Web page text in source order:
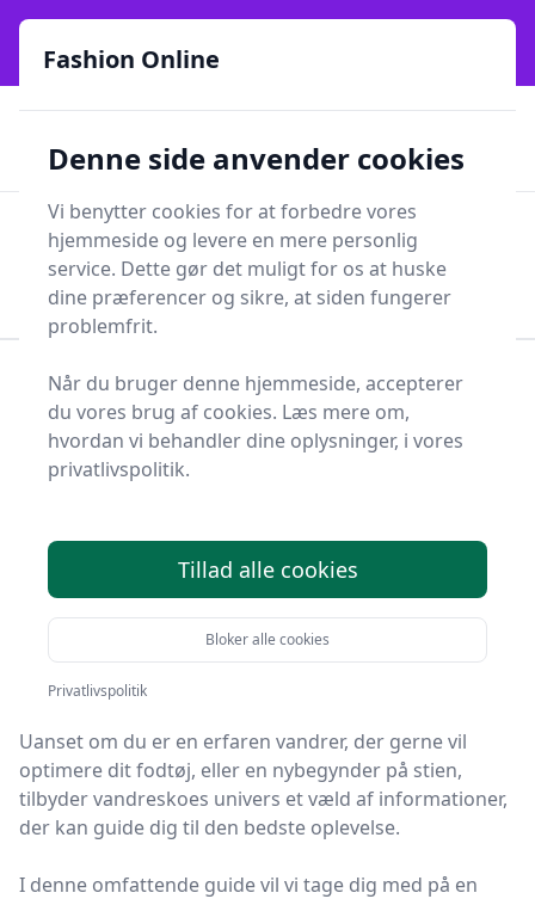
Fashion Online - Din genvej til stil, trends og smarte fund
online siden 2017
Lynhurtig levering ⭐⭐⭐⭐⭐✨981 forskellige produkttyper
Fashion Online
Søg
Forside Tøj og Accessories Sko Vandresko
Vandresko - 320 på
lager
Kan du mærke eventyret kalde?
En verden af udendørs muligheder venter på dig, og
de bedste rejsefæller til dine fødder er uden tvivl et
par solidevandresko
Uanset om du er en erfaren vandrer, der gerne vil
optimere dit fodtøj, eller en nybegynder på stien,
tilbyder vandreskoes univers et væld af informationer,
der kan guide dig til den bedste oplevelse.
I denne omfattende guide vil vi tage dig med på en
Fashion Online
Denne side anvender cookies
Vi benytter cookies for at forbedre vores
hjemmeside og levere en mere personlig
service. Dette gør det muligt for os at huske
dine præferencer og sikre, at siden fungerer
problemfrit.
Når du bruger denne hjemmeside, accepterer
du vores brug af cookies. Læs mere om,
hvordan vi behandler dine oplysninger, i vores
privatlivspolitik.
Tillad alle cookies
Bloker alle cookies
Privatlivspolitik